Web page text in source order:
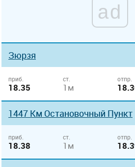
ad
Зюрзя
приб.
18.35
ст.
1м
отпр.
1447 Км Остановочный Пункт
приб.
18.38
ст.
1м
отпр.